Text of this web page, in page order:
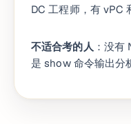
DC 工程师，有 vPC
不适合考的人 ：没
是 show 命令输出分